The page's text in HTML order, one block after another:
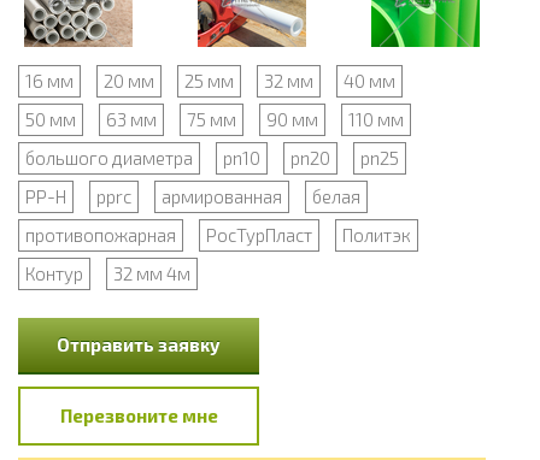
16 мм 20 мм 25 мм 32 мм
40 мм
50 мм
63 мм 75 мм 90 мм
110 мм
большого диаметра
pn10 pn20
pn25
PP-H
pprc армированная
белая
противопожарная
РосТурПласт
Политэк
Контур
32 мм 4м
Отправить заявку
Перезвоните мне